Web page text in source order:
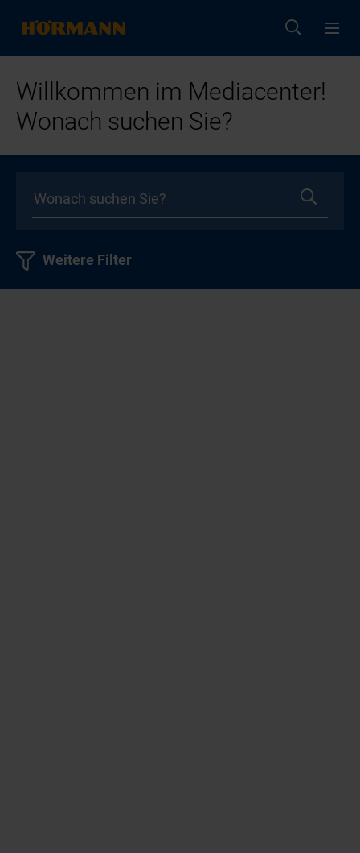
Willkommen im Mediacenter!
Wonach suchen Sie?
Weitere Filter